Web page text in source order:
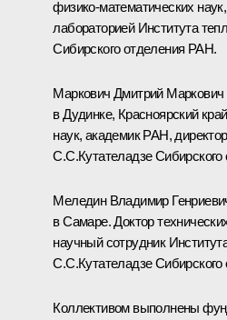
физико‑математических
лабораторией Института
Сибирского отделения РАН.
Маркович Дмитрий Маркович
в Дудинке, Красноярский
наук, академик РАН,
С.С.Кутателадзе
Меледин Владимир
в Самаре. Доктор
научный сотрудник
С.С.Кутателадзе
Коллективом выполнены